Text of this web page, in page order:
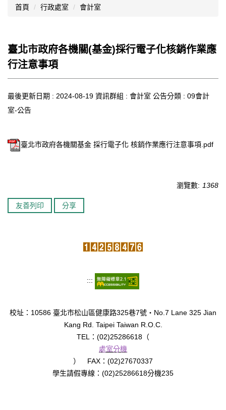
認識西松
文件資料
網站管理
西松學習歷程檔案
臺北市111年度臺北酷課雲師資增能推廣
首頁 行政處室 會計室
臺北市政府各機關(基金)採行電子化核銷作業應
行注意事項
最後更新日期 : 2024-08-19 資訊群組 : 會計室 公告分類 : 09會計
室-公告
臺北市政府各機關基金 採行電子化 核銷作業應行注意事項.pdf
瀏覽數: 1368
友善列印 分享
:::
校址：10586 臺北市松山區健康路325巷7號‧No.7 Lane 325 Jian
Kang Rd. Taipei Taiwan R.O.C.
TEL：(02)25286618（
處室分機
） FAX：(02)27670337
學生請假專線：(02)25286618分機235